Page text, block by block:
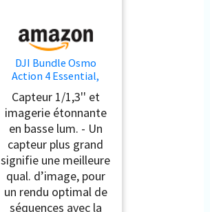
DJI Bundle Osmo
Action 4 Essential,
caméra d’Action
4K/120 IPS
Capteur 1/1,3'' et
imagerie étonnante
en basse lum. - Un
capteur plus grand
signifie une meilleure
qual. d’image, pour
un rendu optimal de
séquences avec la